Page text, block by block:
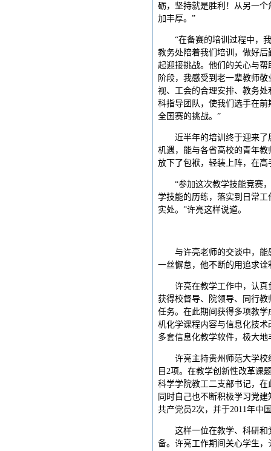
砺，坚持就是胜利！从另一
加丰厚。”
“在备赛的培训过程中，
教务处陪着我们培训，做好
起迎接挑战。他们的关心与
阶段，我感受到老一辈教师
视、工会的合理安排、教务
科指导团队，使我们选手在
全国赛的挑战。”
近半年的培训终于迎来
机遇，能与各省高校的青年
放下了包袱，轻装上阵，在
“参加这次教学技能竞赛
学技能的历练，落实到日常
实处。”许亮这样说道。
与许亮老师的交谈中，
一丝懈怠，他不断的用追求诠
许亮在教学工作中，认
获得校督导、院领导、同行
任务。在此期间获得多项教
机化学课程内容与信息化技
多套信息化教学软件，极大
许亮主持贵州师范大学
目2项。在教学创新性改革课
科学学院教工二支部书记，
同时自己也不断积极学习党
共产党员2次，并于2011年中
这样一位在教学、科研
备。许亮工作期间关心学生